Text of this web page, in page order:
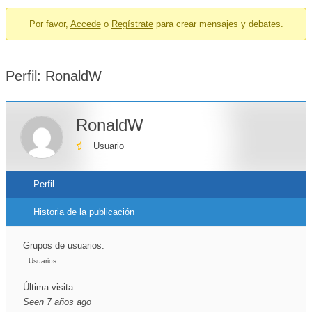
You
here:
Por favor, Accedeo Regístratepara crear mensajes y debates.
Perfil: RonaldW
RonaldW
Usuario
Perfil
Historia de la publicación
Grupos de usuarios:
Usuarios
Última visita:
Seen 7 años ago